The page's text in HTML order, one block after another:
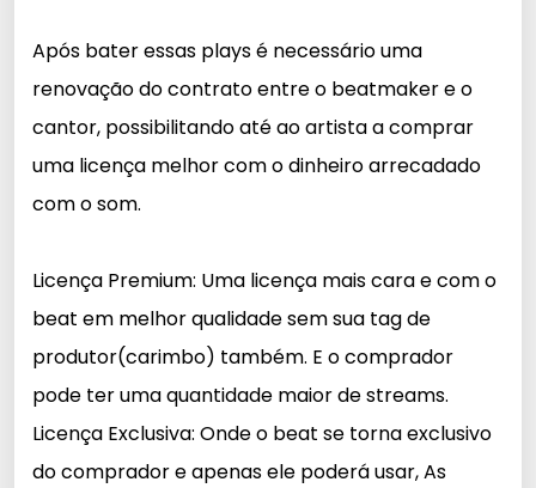
Após bater essas plays é necessário uma
renovação do contrato entre o beatmaker e o
cantor, possibilitando até ao artista a comprar
uma licença melhor com o dinheiro arrecadado
com o som.
Licença Premium: Uma licença mais cara e com o
beat em melhor qualidade sem sua tag de
produtor(carimbo) também. E o comprador
pode ter uma quantidade maior de streams.
Licença Exclusiva: Onde o beat se torna exclusivo
do comprador e apenas ele poderá usar, As